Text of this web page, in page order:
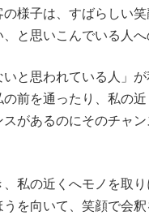
様子は、すばらしい笑
と思いこんでいる人へ
いと思われている人」が
前を通ったり、私の
があるのにそのチャ
私の近くへモノを取り
を向いて、笑顔で会釈